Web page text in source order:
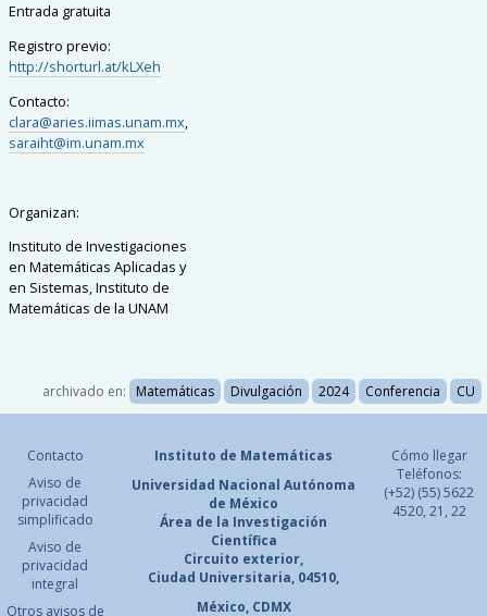
Entrada gratuita
Registro previo:
http://shorturl.at/kLXeh
Contacto:
clara@aries.iimas.unam.mx,
saraiht@im.unam.mx
Organizan:
Instituto de Investigaciones
en Matemáticas Aplicadas y
en Sistemas, Instituto de
Matemáticas de la UNAM
archivado en: Matemáticas Divulgación 2024 Conferencia CU
Contacto
Aviso de
privacidad
simplificado
Aviso de
privacidad
integral
Otros avisos de
Instituto de Matemáticas
Universidad Nacional Autónoma
de México
Área de la Investigación
Científica
Circuito exterior,
Ciudad Universitaria, 04510,
México, CDMX
Cómo llegar
Teléfonos:
(+52) (55) 5622
4520, 21, 22